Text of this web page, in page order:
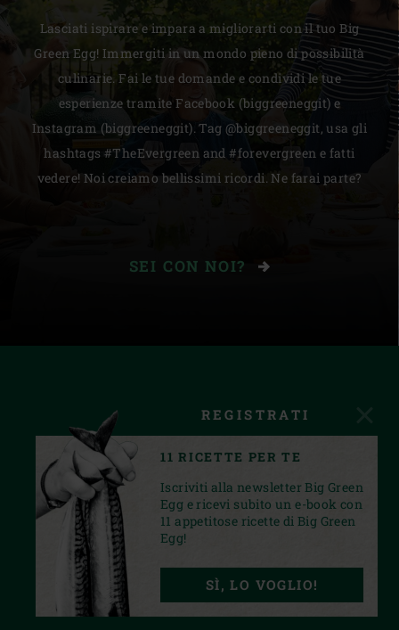
Lasciati ispirare e impara a migliorarti con il tuo Big
Green Egg! Immergiti in un mondo pieno di possibilità
culinarie. Fai le tue domande e condividi le tue
esperienze tramite Facebook (biggreeneggit) e
Instagram (biggreeneggit). Tag @biggreeneggit, usa gli
hashtags #TheEvergreen and #forevergreen e fatti
vedere! Noi creiamo bellissimi ricordi. Ne farai parte?
SEI CON NOI?
FACEBOOKINSTAGRAM
PRIVACY STATEMENT
REGISTRATI
11 RICETTE PER TE
Iscriviti alla newsletter Big Green
Egg e ricevi subito un e-book con
11 appetitose ricette di Big Green
Egg!
SÌ, LO VOGLIO!